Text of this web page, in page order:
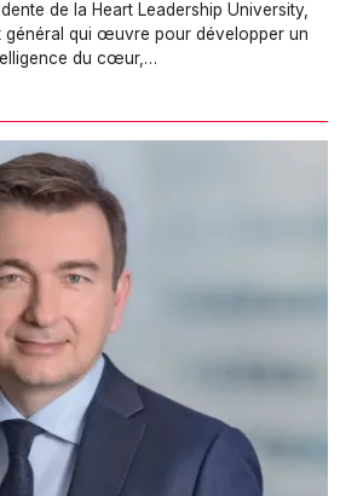
de la Heart Leadership University,
général qui œuvre pour développer un
du cœur,…